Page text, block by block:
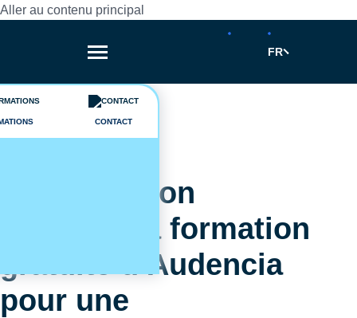
Aller au contenu principal
FR
CONTACT
Actualités
Slow Fashion
Training, la formation
gratuite d’Audencia
pour une